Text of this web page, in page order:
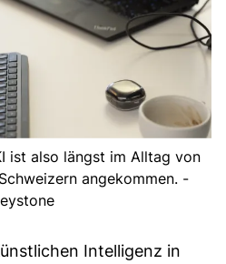
ist also längst im Alltag von
angekommen. -
Intelligenz in